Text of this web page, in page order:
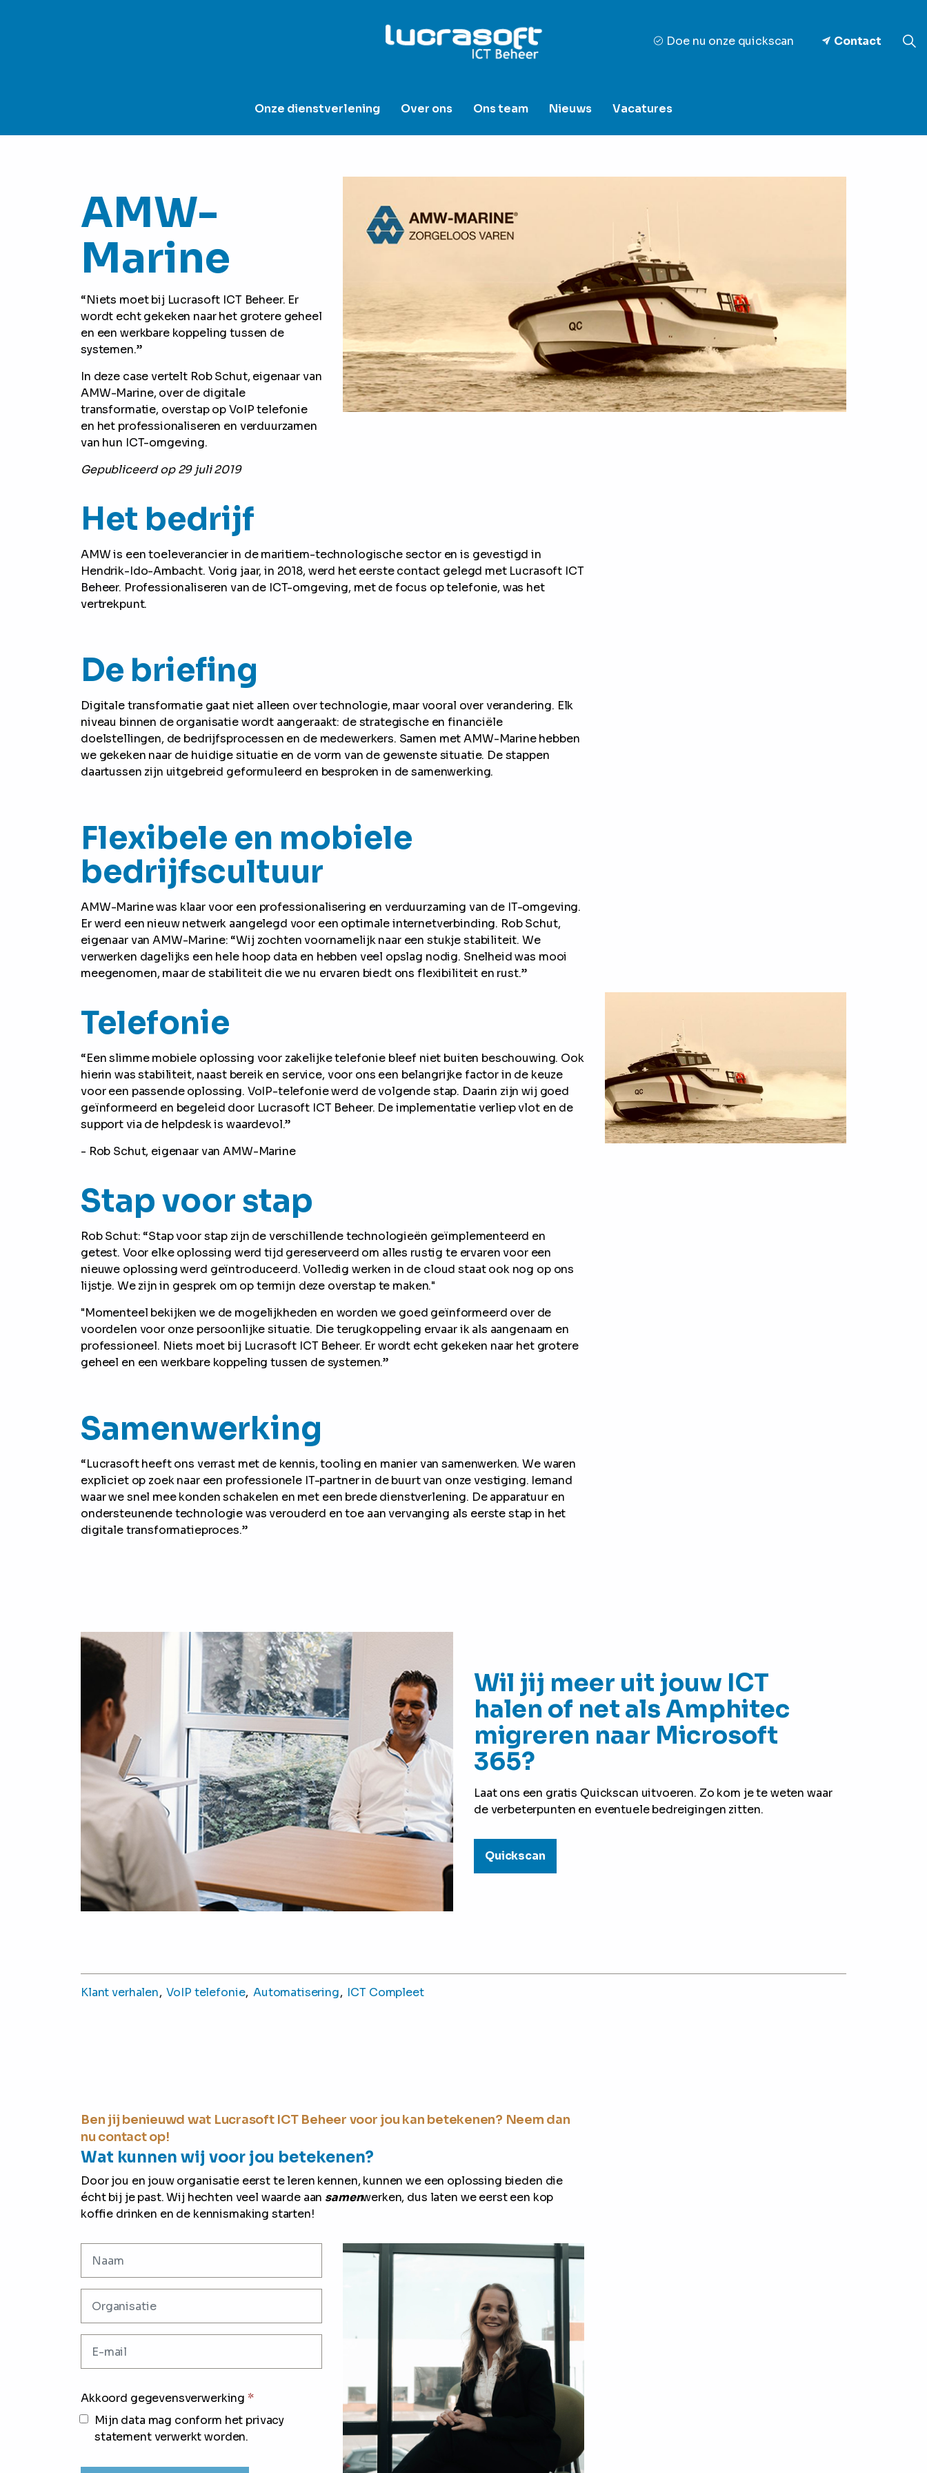
Doe nu onze quickscan Contact
Onze dienstverlening Over ons Ons team Nieuws Vacatures
AMW-
Marine
“Niets moet bij Lucrasoft ICT Beheer. Er
wordt echt gekeken naar het grotere geheel
en een werkbare koppeling tussen de
systemen.”
In deze case vertelt Rob Schut, eigenaar van
AMW-Marine, over de digitale
transformatie, overstap op VoIP telefonie
en het professionaliseren en verduurzamen
van hun ICT-omgeving.
Gepubliceerd op 29 juli 2019
Het bedrijf
AMW is een toeleverancier in de maritiem-technologische sector en is gevestigd in
Hendrik-Ido-Ambacht. Vorig jaar, in 2018, werd het eerste contact gelegd met Lucrasoft ICT
Beheer. Professionaliseren van de ICT-omgeving, met de focus op telefonie, was het
vertrekpunt.
De briefing
Digitale transformatie gaat niet alleen over technologie, maar vooral over verandering. Elk
niveau binnen de organisatie wordt aangeraakt: de strategische en financiële
doelstellingen, de bedrijfsprocessen en de medewerkers. Samen met AMW-Marine hebben
we gekeken naar de huidige situatie en de vorm van de gewenste situatie. De stappen
daartussen zijn uitgebreid geformuleerd en besproken in de samenwerking.
Flexibele en mobiele
bedrijfscultuur
AMW-Marine was klaar voor een professionalisering en verduurzaming van de IT-omgeving.
Er werd een nieuw netwerk aangelegd voor een optimale internetverbinding. Rob Schut,
eigenaar van AMW-Marine: “Wij zochten voornamelijk naar een stukje stabiliteit. We
verwerken dagelijks een hele hoop data en hebben veel opslag nodig. Snelheid was mooi
meegenomen, maar de stabiliteit die we nu ervaren biedt ons flexibiliteit en rust.”
Telefonie
“Een slimme mobiele oplossing voor zakelijke telefonie bleef niet buiten beschouwing. Ook
hierin was stabiliteit, naast bereik en service, voor ons een belangrijke factor in de keuze
voor een passende oplossing. VoIP-telefonie werd de volgende stap. Daarin zijn wij goed
geïnformeerd en begeleid door Lucrasoft ICT Beheer. De implementatie verliep vlot en de
support via de helpdesk is waardevol.”
- Rob Schut, eigenaar van AMW-Marine
Stap voor stap
Rob Schut: “Stap voor stap zijn de verschillende technologieën geïmplementeerd en
getest. Voor elke oplossing werd tijd gereserveerd om alles rustig te ervaren voor een
nieuwe oplossing werd geïntroduceerd. Volledig werken in de cloud staat ook nog op ons
lijstje. We zijn in gesprek om op termijn deze overstap te maken."
"Momenteel bekijken we de mogelijkheden en worden we goed geïnformeerd over de
voordelen voor onze persoonlijke situatie. Die terugkoppeling ervaar ik als aangenaam en
professioneel. Niets moet bij Lucrasoft ICT Beheer. Er wordt echt gekeken naar het grotere
geheel en een werkbare koppeling tussen de systemen.”
Samenwerking
“Lucrasoft heeft ons verrast met de kennis, tooling en manier van samenwerken. We waren
expliciet op zoek naar een professionele IT-partner in de buurt van onze vestiging. Iemand
waar we snel mee konden schakelen en met een brede dienstverlening. De apparatuur en
ondersteunende technologie was verouderd en toe aan vervanging als eerste stap in het
digitale transformatieproces.”
Wil jij meer uit jouw ICT
halen of net als Amphitec
migreren naar Microsoft
365?
Laat ons een gratis Quickscan uitvoeren. Zo kom je te weten waar
de verbeterpunten en eventuele bedreigingen zitten.
Quickscan
Klant verhalen VoIP telefonie Automatisering ICT Compleet
Ben jij benieuwd wat Lucrasoft ICT Beheer voor jou kan betekenen? Neem dan
nu contact op!
Wat kunnen wij voor jou betekenen?
Door jou en jouw organisatie eerst te leren kennen, kunnen we een oplossing bieden die
écht bij je past. Wij hechten veel waarde aan samenwerken, dus laten we eerst een kop
koffie drinken en de kennismaking starten!
Akkoord gegevensverwerking *
Mijn data mag conform het privacy
statement verwerkt worden.